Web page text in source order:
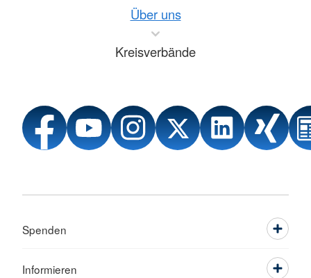
Über uns
Kreisverbände
Spenden
Informieren